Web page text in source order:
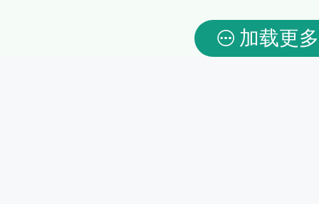
加载更多